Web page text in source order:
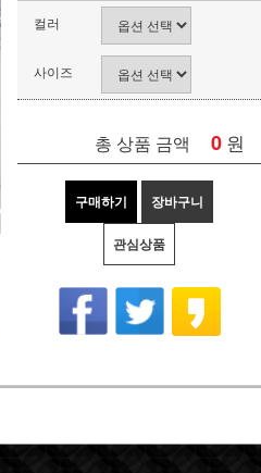
컬러
사이즈
총 상품 금액 0 원
구매하기 장바구니
관심상품